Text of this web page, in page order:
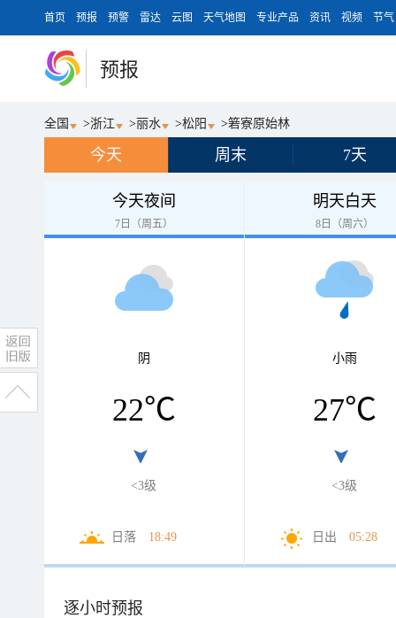
首页 预报 预警 雷达 云图 天气地图 专业产品 资讯 视频 节气
预报
全国 >浙江 >丽水 >松阳 >箬寮原始林
今天 周末 7天
今天夜间
7日（周五）
阴
22℃
<3级
日落 18:49
明天白天
8日（周六）
小雨
27℃
<3级
日出 05:28
逐小时预报